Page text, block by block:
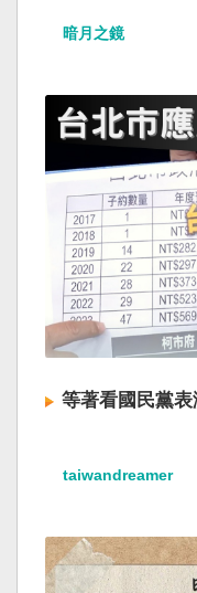
暗月之鏡
等著看國民黨
taiwandreamer